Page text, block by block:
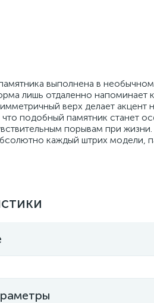
выполнена в
лишь отдаленно напоминает
верх делает
что подобный памятник станет
порывам при
каждый штрих модели,